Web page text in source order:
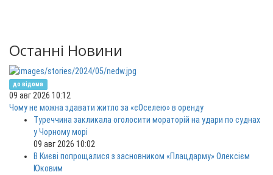
Останні Новини
до відома
09 авг 2026 10:12
Чому не можна здавати житло за «єОселею» в оренду
Туреччина закликала оголосити мораторій на удари по суднах
у Чорному морі
09 авг 2026 10:02
В Києві попрощалися з засновником «Плацдарму» Олексієм
Юковим